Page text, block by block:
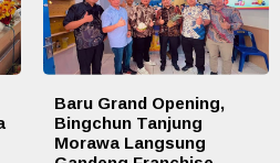
Baru Grand Opening,
Bingchun Tanjung
Morawa Langsung